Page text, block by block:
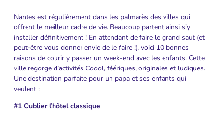
Nantes est régulièrement dans les palmarès des villes qui
offrent le meilleur cadre de vie. Beaucoup partent ainsi s’y
installer définitivement ! En attendant de faire le grand saut (et
peut-être vous donner envie de le faire !), voici 10 bonnes
raisons de courir y passer un week-end avec les enfants. Cette
ville regorge d’activités Coool, féériques, originales et ludiques.
Une destination parfaite pour un papa et ses enfants qui
veulent :
#1 Oublier l’hôtel classique